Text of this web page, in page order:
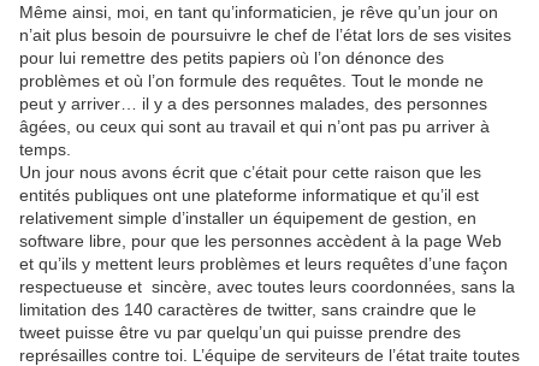
Même ainsi, moi, en tant qu’informaticien, je rêve qu’un jour on
n’ait plus besoin de poursuivre le chef de l’état lors de ses visites
pour lui remettre des petits papiers où l’on dénonce des
problèmes et où l’on formule des requêtes. Tout le monde ne
peut y arriver… il y a des personnes malades, des personnes
âgées, ou ceux qui sont au travail et qui n’ont pas pu arriver à
temps.
Un jour nous avons écrit que c’était pour cette raison que les
entités publiques ont une plateforme informatique et qu’il est
relativement simple d’installer un équipement de gestion, en
software libre, pour que les personnes accèdent à la page Web
et qu’ils y mettent leurs problèmes et leurs requêtes d’une façon
respectueuse et sincère, avec toutes leurs coordonnées, sans la
limitation des 140 caractères de twitter, sans craindre que le
tweet puisse être vu par quelqu’un qui puisse prendre des
représailles contre toi. L’équipe de serviteurs de l’état traite toutes